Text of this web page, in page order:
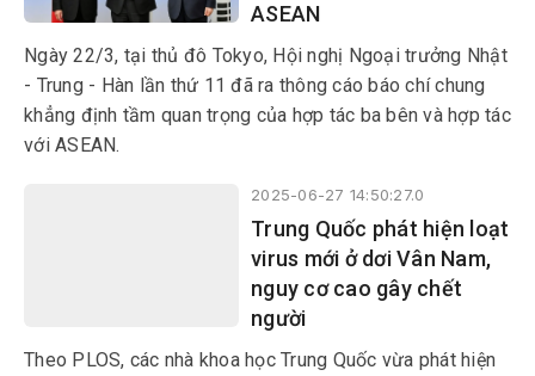
ASEAN
Ngày 22/3, tại thủ đô Tokyo, Hội nghị Ngoại trưởng Nhật
- Trung - Hàn lần thứ 11 đã ra thông cáo báo chí chung
khẳng định tầm quan trọng của hợp tác ba bên và hợp tác
với ASEAN.
2025-06-27 14:50:27.0
Trung Quốc phát hiện loạt
virus mới ở dơi Vân Nam,
nguy cơ cao gây chết
người
Theo PLOS, các nhà khoa học Trung Quốc vừa phát hiện